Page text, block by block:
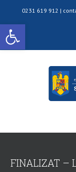
Deschide bara de unelte
0231 619 912 |
FINALIZAT –